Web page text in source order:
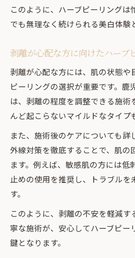
このように、ハーブピーリングは
でも無理なく続けられる美白体験
剥離が心配な方に向けたハーブ
剥離が心配な方には、肌の状態や
ピーリングの選択が重要です。鹿
は、剥離の程度を調整できる施術
んど起こらないマイルドなタイプ
また、施術後のケアについても詳
外線対策を徹底することで、肌の
ます。例えば、敏感肌の方には低
止めの使用を推奨し、トラブルを
す。
このように、剥離の不安を軽減す
寧な施術が、安心してハーブピー
鍵となります。